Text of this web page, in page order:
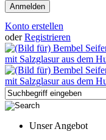
Konto erstellen
oder Registrieren
Unser Angebot